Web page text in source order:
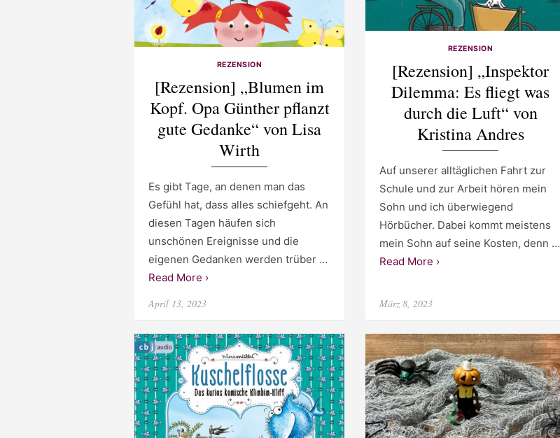
REZENSION
[Rezension] „Blumen im
Kopf. Opa Günther pflanzt
gute Gedanke“ von Lisa
Wirth
Es gibt Tage, an denen man das
Gefühl hat, dass alles schiefgeht. An
diesen Tagen häufen sich
unschönen Ereignisse und die
eigenen Gedanken werden trüber …
Read More ›
Posted
April 13, 2023
REZENSION
[Rezension] „Inspektor
Dilemma: Es fliegt was
durch die Luft“ von
Kristina Andres
Auf unserer alltäglichen Fahrt zur
Schule und zur Arbeit hören mein
Sohn und ich überwiegend
Hörbücher. Dabei kommt meistens
mein Sohn auf seine Kosten, denn …
Read More ›
Posted
März 8, 2023